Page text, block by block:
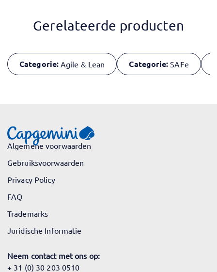
Gerelateerde producten
Categorie: Agile & Lean Categorie: SAFe
Algemene voorwaarden
Gebruiksvoorwaarden
Privacy Policy
FAQ
Trademarks
Juridische Informatie
Neem contact met ons op:
+ 31 (0) 30 203 0510